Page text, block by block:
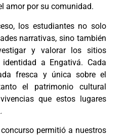
amor por su comunidad.
los estudiantes no solo
narrativas, sino también
y valorar los sitios
a Engativá. Cada
fresca y única sobre el
el patrimonio cultural
que estos lugares
permitió a nuestros